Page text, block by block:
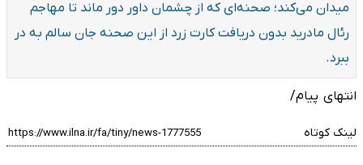
میدان می‌کند؛ صحنه‌ای که از چشمان داور دور ماند تا مهاجم
رئال مادرید بدون دریافت کارت زرد از این صحنه جان سالم به در
ببرد.
انتهای پیام/
لینک کوتاه